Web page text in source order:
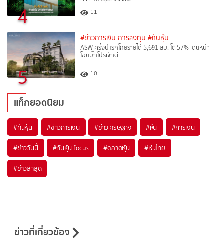
4 11
5
#ข่าวการเงิน การลงทุน #ทันหุ้น
ASW ครึ่งปีแรกโกยรายได้ 5,691 ลบ. โต 57% เดินหน้า
โอนบิ๊กโปรเจ็กต์
10
แท็กยอดนิยม
#ทันหุ้น #ข่าวการเงิน #ข่าวเศรษฐกิจ #หุ้น #การเงิน
#ข่าววันนี้ #ทันหุ้น focus #ตลาดหุ้น #หุ้นไทย
#ข่าวล่าสุด
ข่าวที่เกี่ยวข้อง